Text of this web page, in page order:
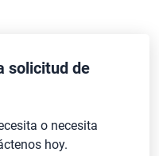
solicitud de
o necesita
hoy.